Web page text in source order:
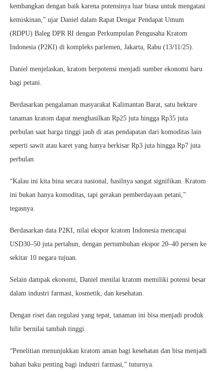
kembangkan dengan baik karena potensinya luar biasa untuk mengatasi
kemiskinan,” ujar Daniel dalam Rapat Dengar Pendapat Umum
(RDPU) Baleg DPR RI dengan Perkumpulan Pengusaha Kratom
Indonesia (P2KI) di kompleks parlemen, Jakarta, Rabu (13/11/25).
Daniel menjelaskan, kratom berpotensi menjadi sumber ekonomi baru
bagi petani.
Berdasarkan pengalaman masyarakat Kalimantan Barat, satu hektare
tanaman kratom dapat menghasilkan Rp25 juta hingga Rp35 juta
perbulan saat harga tinggi jauh di atas pendapatan dari komoditas lain
seperti sawit atau karet yang hanya berkisar Rp3 juta hingga Rp7 juta
perbulan.
“Kalau ini kita bina secara nasional, hasilnya sangat signifikan. Kratom
ini bukan hanya komoditas, tapi gerakan pemberdayaan petani,”
tegasnya.
Berdasarkan data P2KI, nilai ekspor kratom Indonesia mencapai
USD30–50 juta pertahun, dengan pertumbuhan ekspor 20–40 persen ke
sekitar 10 negara tujuan.
Selain dampak ekonomi, Daniel menilai kratom memiliki potensi besar
dalam industri farmasi, kosmetik, dan kesehatan.
Dengan riset dan regulasi yang tepat, tanaman ini bisa menjadi produk
hilir bernilai tambah tinggi.
“Penelitian menunjukkan kratom aman bagi kesehatan dan bisa menjadi
bahan baku penting bagi industri farmasi,” tuturnya.